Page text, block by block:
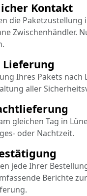
Lieferung
Ihres Pakets nach
aller
gleichen Tag in
oder Nachtzeit.
Kontakt
die Paketzustellung
Zwischenhändler.
jede Ihrer
Berichte zur